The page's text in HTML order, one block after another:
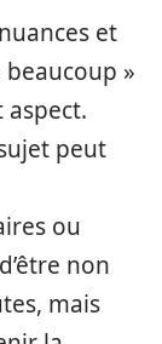
et
»
aspect.
peut
ou
non
mais